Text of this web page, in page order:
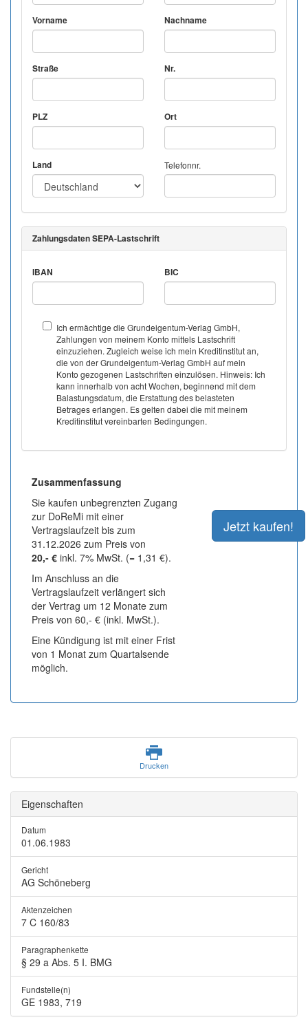
Vorname Nachname
Straße Nr.
PLZ Ort
Land Telefonnr.
Zahlungsdaten SEPA-Lastschrift
IBAN BIC
Ich ermächtige die Grundeigentum-Verlag GmbH,
Zahlungen von meinem Konto mittels Lastschrift
einzuziehen. Zugleich weise ich mein Kreditinstitut an,
die von der Grundeigentum-Verlag GmbH auf mein
Konto gezogenen Lastschriften einzulösen. Hinweis: Ich
kann innerhalb von acht Wochen, beginnend mit dem
Balastungsdatum, die Erstattung des belasteten
Betrages erlangen. Es gelten dabei die mit meinem
Kreditinstitut vereinbarten Bedingungen.
Zusammenfassung
Sie kaufen unbegrenzten Zugang
zur DoReMi mit einer
Vertragslaufzeit bis zum
31.12.2026 zum Preis von
20,- € inkl. 7% MwSt. (= 1,31 €).
Im Anschluss an die
Vertragslaufzeit verlängert sich
der Vertrag um 12 Monate zum
Preis von 60,- € (inkl. MwSt.).
Eine Kündigung ist mit einer Frist
von 1 Monat zum Quartalsende
möglich.
Drucken
Eigenschaften
Datum
01.06.1983
Gericht
AG Schöneberg
Aktenzeichen
7 C 160/83
Paragraphenkette
§ 29 a Abs. 5 I. BMG
Fundstelle(n)
GE 1983, 719